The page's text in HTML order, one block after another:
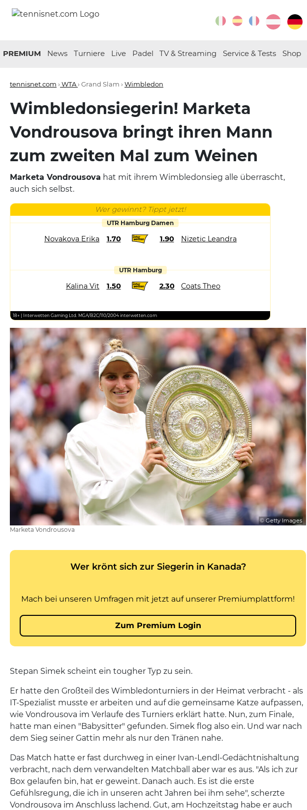
PREMIUM News Turniere Live Padel TV & Streaming Service & Tests Shop
tennisnet.com › WTA› Grand Slam › Wimbledon
Wimbledonsiegerin! Marketa
Vondrousova bringt ihren Mann
zum zweiten Mal zum Weinen
Marketa Vondrousova hat mit ihrem Wimbledonsieg alle überrascht,
auch sich selbst.
Wer gewinnt? Tippt jetzt!
UTR Hamburg Damen
Novakova Erika 1.70 1.90 Nizetic Leandra
UTR Hamburg
Kalina Vit 1.50 2.30 Coats Theo
18+ | Interwetten Gaming Ltd. MGA/B2C/110/2004 interwetten.com
© Getty Images
Marketa Vondrousova
Stepan Simek scheint ein tougher Typ zu sein.
Er hatte den Großteil des Wimbledonturniers in der Heimat verbracht - als
IT-Spezialist musste er arbeiten und auf die gemeinsame Katze aufpassen,
wie Vondrousova im Verlaufe des Turniers erklärt hatte. Nun, zum Finale,
hatte man einen "Babysitter" gefunden. Simek flog also ein. Und war nach
dem Sieg seiner Gattin mehr als nur den Tränen nahe.
Das Match hatte er fast durchweg in einer Ivan-Lendl-Gedächtnishaltung
verbracht, nach dem verwandelten Matchball aber war es aus. "Als ich zur
Box gelaufen bin, hat er geweint. Danach auch. Es ist die erste
Gefühlsregung, die ich in unseren acht Jahren bei ihm sehe", scherzte
Vondrousova im Anschluss lachend. Gut, am Hochzeitstag habe er auch